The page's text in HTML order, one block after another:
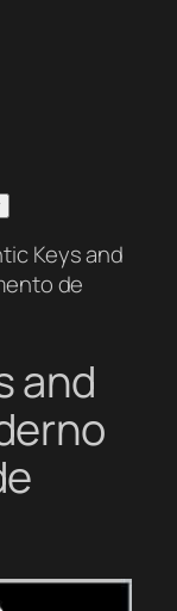
Keys and
de
and